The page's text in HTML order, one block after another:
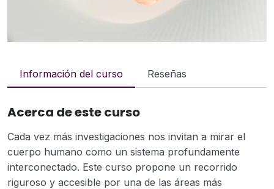
Información del curso Reseñas
Acerca de este curso
Cada vez más investigaciones nos invitan a mirar el
cuerpo humano como un sistema profundamente
interconectado. Este curso propone un recorrido
riguroso y accesible por una de las áreas más